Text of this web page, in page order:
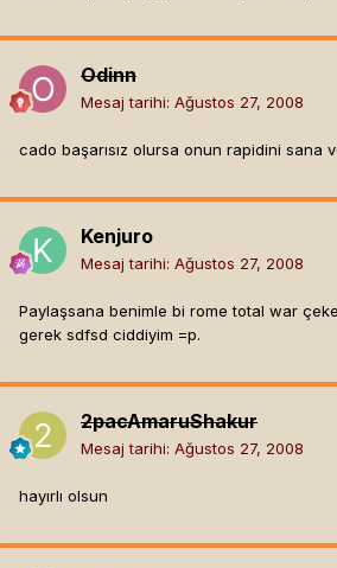
Odinn
Mesaj tarihi: Ağustos 27, 2008
cado başarısız olursa onun rapidini sana
Kenjuro
Mesaj tarihi: Ağustos 27, 2008
Paylaşsana benimle bi rome total war
gerek sdfsd ciddiyim =p.
2pacAmaruShakur
Mesaj tarihi: Ağustos 27, 2008
hayırlı olsun